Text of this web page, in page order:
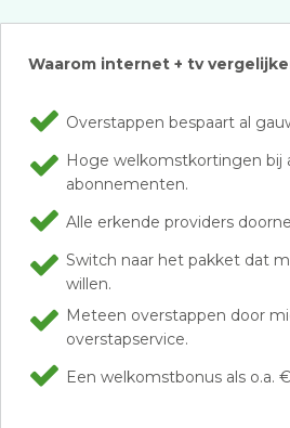
Waarom internet + tv
Overstappen bespaart al
Hoge welkomstkortingen bij
abonnementen.
Alle erkende providers
Switch naar het pakket dat
willen.
Meteen overstappen door
overstapservice.
Een welkomstbonus als o.a.